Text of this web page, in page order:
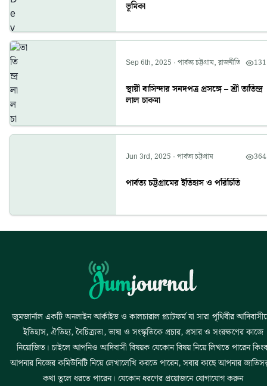
ভূমিকা
Sep 6th, 2025 ·পার্বত্য চট্টগ্রাম,রাজনীতি 131
স্থায়ী বাসিন্দার সনদপত্র প্রসঙ্গে – শ্রী তাতিন্দ্র
লাল চাকমা
Jun 3rd, 2025 ·পার্বত্য চট্টগ্রাম 364
পার্বত্য চট্টগ্রামের ইতিহাস ও পরিচিতি
জুমজার্নাল একটি অনলাইন আর্কাইভ ও কালচারাল প্ল্যাটফর্ম যা সারা পৃথিবীর
ইতিহাস, ঐতিহ্য, বৈচিত্র্যতা, ভাষা ও সংস্কৃতিকে প্রচার, প্রসার ও সংরক্ষণের কাজে
নিয়োজিত। চাইলে আপনিও আদিবাসী বিষয়ক যেকোন বিষয় নিয়ে লিখতে পারেন
আপনার নিজের কমিউনিটি নিয়ে লেখালেখি করতে পারেন, সবার কাছে আপনার
কথা তুলে ধরতে পারেন। যেকোন ধরণের প্রয়োজনে যোগাযোগ করুন